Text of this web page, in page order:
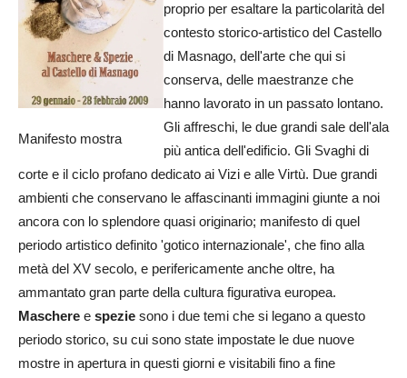
Manifesto mostra
proprio per esaltare la particolarità del
contesto storico-artistico del Castello
di Masnago, dell'arte che qui si
conserva, delle maestranze che
hanno lavorato in un passato lontano.
Gli affreschi, le due grandi sale dell'ala
più antica dell'edificio. Gli Svaghi di
corte e il ciclo profano dedicato ai Vizi e alle Virtù. Due grandi
ambienti che conservano le affascinanti immagini giunte a noi
ancora con lo splendore quasi originario; manifesto di quel
periodo artistico definito 'gotico internazionale', che fino alla
metà del XV secolo, e perifericamente anche oltre, ha
ammantato gran parte della cultura figurativa europea.
Maschere e spezie sono i due temi che si legano a questo
periodo storico, su cui sono state impostate le due nuove
mostre in apertura in questi giorni e visitabili fino a fine